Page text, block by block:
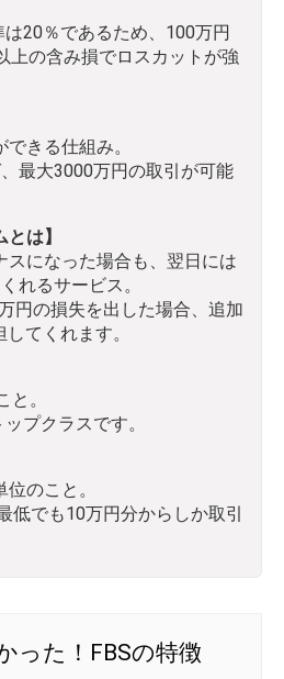
20％であるため、100万円
上の含み損でロスカットが強
きる仕組み。
最大3000万円の取引が可能
は】
スになった場合も、翌日には
れるサービス。
円の損失を出した場合、追加
てくれます。
。
プクラスです。
のこと。
低でも10万円分からしか取引
った！FBSの特徴